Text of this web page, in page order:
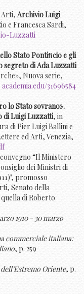
Arti, Archivio Luigi
e Francesca Sardi,
Luzzatti
Stato Pontiﬁcio e gli
segreto di Ada Luzzatti
Nuova serie,
academia.edu/31696584
lo Stato sovrano».
di Luigi Luzzatti, in
di Pier Luigi Ballini e
ed Arti, Venezia,
“Il Ministero
dei Ministri di
promosso
Senato della
di Roberto
1910 - 30 marzo
commerciale italiana:
, p. 259
Oriente, p.